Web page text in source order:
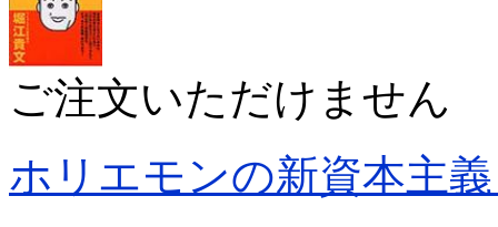
ご注文いただけません
ホリエモンの新資本主